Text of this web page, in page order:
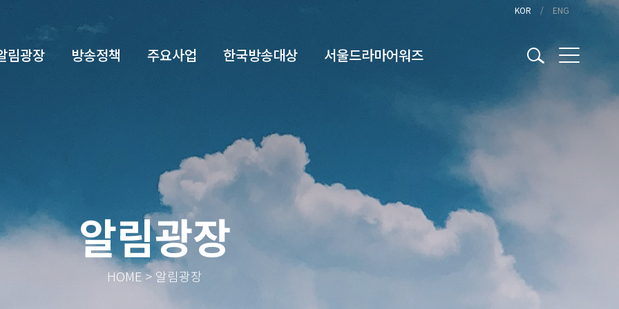
KOR ENG
림광장 방송정책 주요사업 한국방송대상 서울드라마어워즈
알림광장
HOME > 알림광장